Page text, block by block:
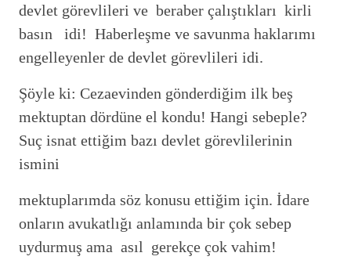
devlet görevlileri ve beraber çalıştıkları kirli
basın idi! Haberleşme ve savunma haklarımı
engelleyenler de devlet görevlileri idi.
Şöyle ki: Cezaevinden gönderdiğim ilk beş
mektuptan dördüne el kondu! Hangi sebeple?
Suç isnat ettiğim bazı devlet görevlilerinin
ismini
mektuplarımda söz konusu ettiğim için. İdare
onların avukatlığı anlamında bir çok sebep
uydurmuş ama asıl gerekçe çok vahim!